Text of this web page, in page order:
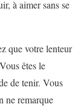
à aimer sans se
que votre lenteur
êtes le
de tenir. Vous
ne remarque